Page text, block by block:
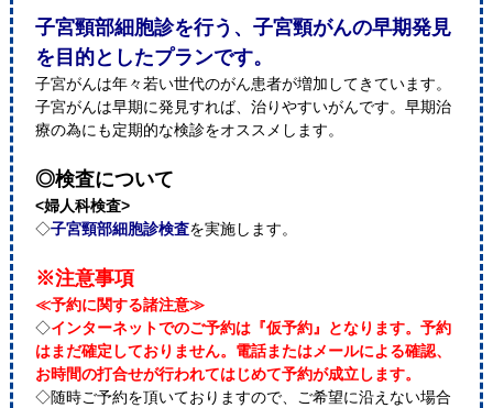
子宮頸部細胞診を行う、子宮頸がんの早期発見
を目的としたプランです。
子宮がんは年々若い世代のがん患者が増加してきています。
子宮がんは早期に発見すれば、治りやすいがんです。早期治
療の為にも定期的な検診をオススメします。
◎検査について
<婦人科検査>
◇子宮頸部細胞診検査を実施します。
※注意事項
≪予約に関する諸注意≫
◇インターネットでのご予約は『仮予約』となります。予約
はまだ確定しておりません。電話またはメールによる確認、
お時間の打合せが行われてはじめて予約が成立します。
◇随時ご予約を頂いておりますので、ご希望に沿えない場合